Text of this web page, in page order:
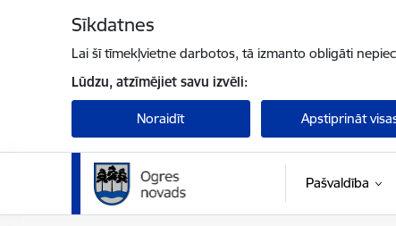
Sīkdatnes
Lai šī tīmekļvietne darbotos, tā izmanto obligāti
Lūdzu, atzīmējiet savu izvēli:
Noraidīt Apstiprināt
Pašvaldība